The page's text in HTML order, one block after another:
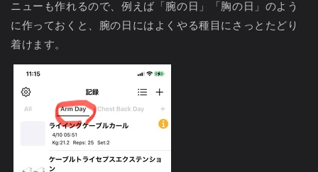
ニューも作れるので、例えば「腕の日」「胸の日」のよう
に作っておくと、腕の日にはよくやる種目にさっとたどり
着けます。